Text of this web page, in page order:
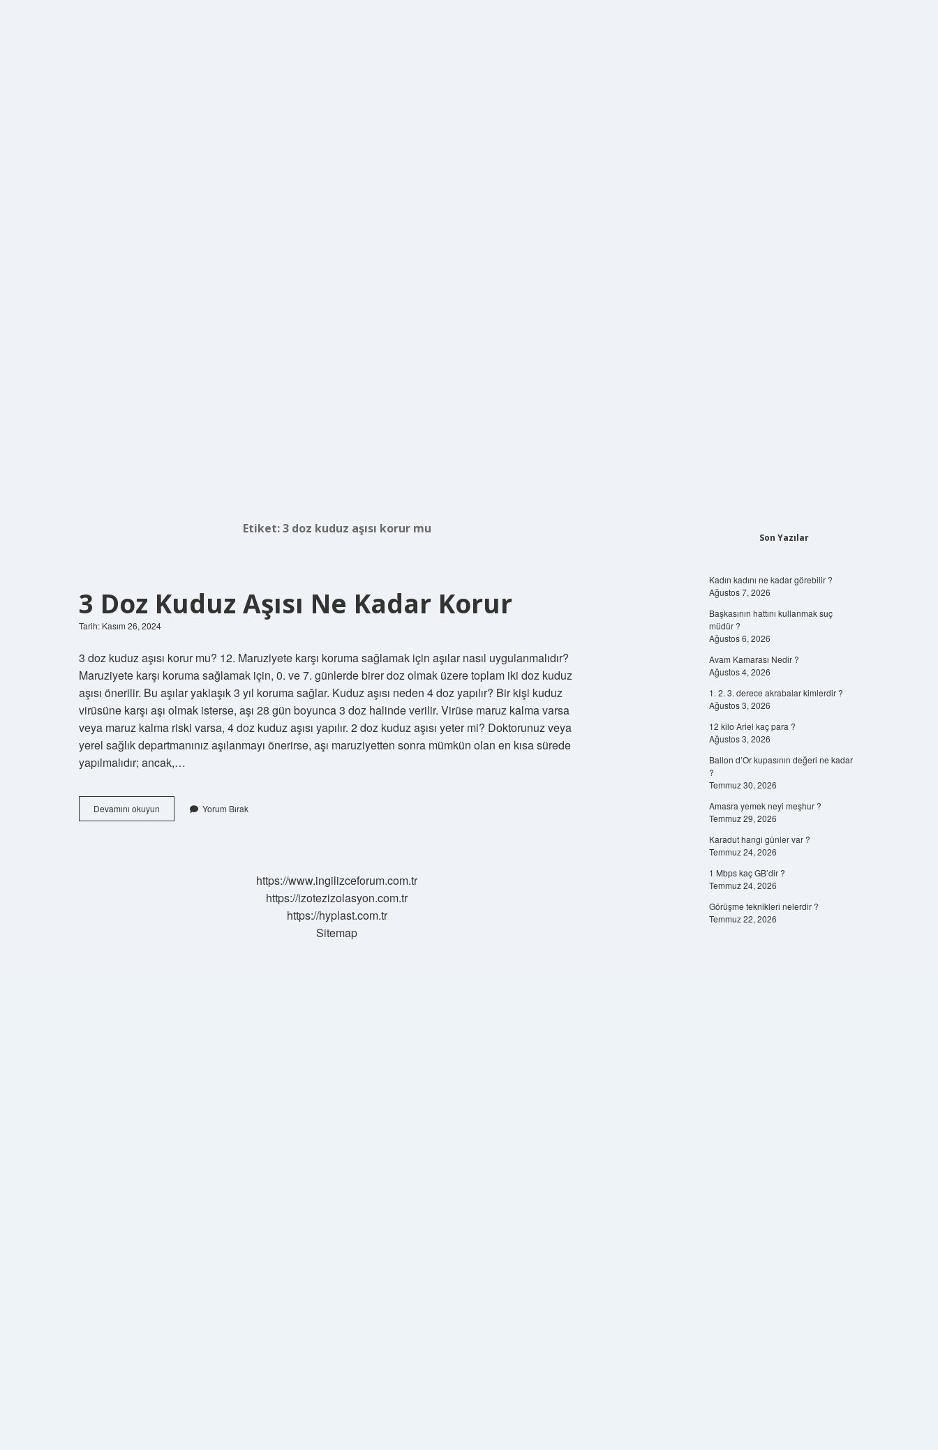
Etiket:3 doz kuduz aşısı korur mu
3 Doz Kuduz Aşısı Ne Kadar Korur
Tarih: Kasım 26, 2024
3 doz kuduz aşısı korur mu? 12. Maruziyete karşı koruma sağlamak için aşılar nasıl uygulanmalıdır?
Maruziyete karşı koruma sağlamak için, 0. ve 7. günlerde birer doz olmak üzere toplam iki doz kuduz
aşısı önerilir. Bu aşılar yaklaşık 3 yıl koruma sağlar. Kuduz aşısı neden 4 doz yapılır? Bir kişi kuduz
virüsüne karşı aşı olmak isterse, aşı 28 gün boyunca 3 doz halinde verilir. Virüse maruz kalma varsa
veya maruz kalma riski varsa, 4 doz kuduz aşısı yapılır. 2 doz kuduz aşısı yeter mi? Doktorunuz veya
yerel sağlık departmanınız aşılanmayı önerirse, aşı maruziyetten sonra mümkün olan en kısa sürede
yapılmalıdır; ancak,…
Devamını okuyun
Doz
Yorum Bırak
https://www.ingilizceforum.com.tr
https://izotezizolasyon.com.tr
https://hyplast.com.tr
Sitemap
Son Yazılar
Kadın kadını ne kadar görebilir ?
Ağustos 7, 2026
Başkasının hattını kullanmak suç
müdür ?
Ağustos 6, 2026
Avam Kamarası Nedir ?
Ağustos 4, 2026
1. 2. 3. derece akrabalar kimlerdir ?
Ağustos 3, 2026
12 kilo Ariel kaç para ?
Ağustos 3, 2026
Ballon d’Or kupasının değeri ne kadar
?
Temmuz 30, 2026
Amasra yemek neyi meşhur ?
Temmuz 29, 2026
Karadut hangi günler var ?
Temmuz 24, 2026
1 Mbps kaç GB’dir ?
Temmuz 24, 2026
Görüşme teknikleri nelerdir ?
Temmuz 22, 2026